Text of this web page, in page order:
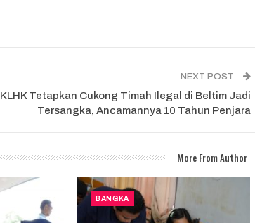
NEXT POST
KLHK Tetapkan Cukong Timah Ilegal di Beltim Jadi
Tersangka, Ancamannya 10 Tahun Penjara
More From Author
BANGKA